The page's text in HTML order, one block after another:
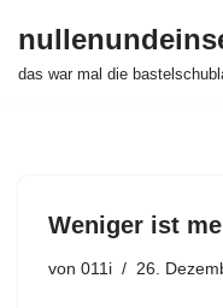
Zum
das war mal die
Weniger ist
von 011i 26.